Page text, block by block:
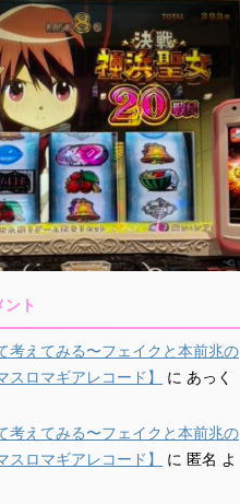
ト
考えてみる〜フェイクと本前兆の
スロマギアレコード】
に あっく
考えてみる〜フェイクと本前兆の
スロマギアレコード】
に 匿名 よ